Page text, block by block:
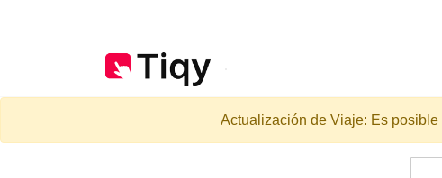
Actualización de Viaje: Es